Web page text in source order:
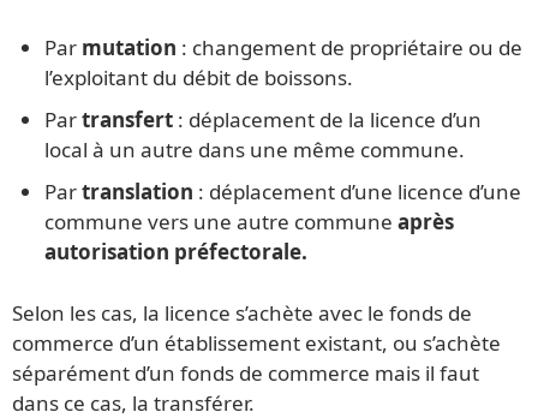
Par mutation : changement de propriétaire ou de
l’exploitant du débit de boissons.
Partransfert : déplacement de la licence d’un
local à un autre dans une même commune.
Partranslation : déplacement d’une licence d’une
commune vers une autre communeaprès
autorisation préfectorale.
Selon les cas, la licence s’achète avec le fonds de
commerce d’un établissement existant, ou s’achète
séparément d’un fonds de commerce mais il faut
dans ce cas, la transférer.